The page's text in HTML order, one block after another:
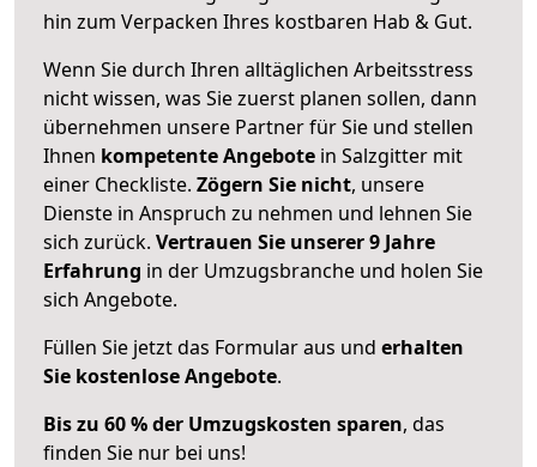
hin zum Verpacken Ihres kostbaren Hab & Gut.
Wenn Sie durch Ihren alltäglichen Arbeitsstress
nicht wissen, was Sie zuerst planen sollen, dann
übernehmen unsere Partner für Sie und stellen
Ihnen kompetente Angebote in Salzgitter mit
einer Checkliste. Zögern Sie nicht, unsere
Dienste in Anspruch zu nehmen und lehnen Sie
sich zurück. Vertrauen Sie unserer 9 Jahre
Erfahrung in der Umzugsbranche und holen Sie
sich Angebote.
Füllen Sie jetzt das Formular aus und erhalten
Sie kostenlose Angebote.
Bis zu 60 % der Umzugskosten sparen, das
finden Sie nur bei uns!